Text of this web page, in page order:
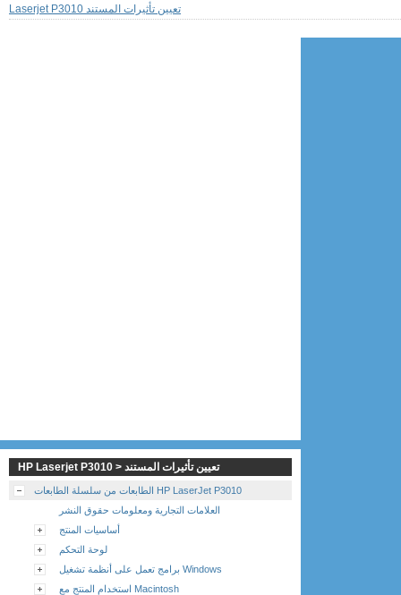
Laserjet P3010 تعيين تأثيرات المستند
HP Laserjet P3010 > تعيين تأثيرات المستند
الطابعات من سلسلة الطابعات HP LaserJet P3010
العلامات التجارية ومعلومات حقوق النشر
أساسيات المنتج
لوحة التحكم
برامج تعمل على أنظمة تشغيل Windows
استخدام المنتج مع Macintosh